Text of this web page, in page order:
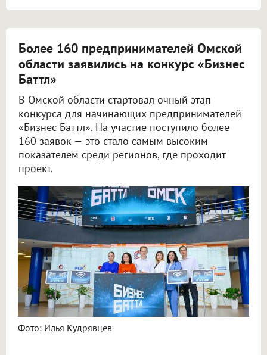
Более 160 предпринимателей Омской
области заявились на конкурс «Бизнес
Баттл»
В Омской области стартовал очный этап
конкурса для начинающих предпринимателей
«Бизнес Баттл». На участие поступило более
160 заявок — это стало самым высоким
показателем среди регионов, где проходит
проект.
Фото: Илья Кудрявцев